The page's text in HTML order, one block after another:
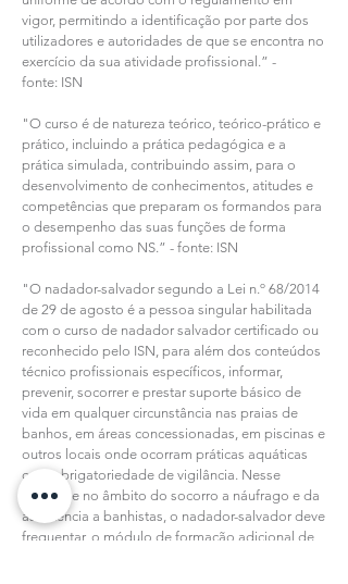
vigor, permitindo a identificação por parte dos
utilizadores e autoridades de que se encontra no
exercício da sua atividade profissional.” -
fonte: ISN
"O curso é de natureza teórico, teórico-prático e
prático, incluindo a prática pedagógica e a
prática simulada, contribuindo assim, para o
desenvolvimento de conhecimentos, atitudes e
competências que preparam os formandos para
o desempenho das suas funções de forma
profissional como NS.” - fonte: ISN
"O nadador-salvador segundo a Lei n.º 68/2014
de 29 de agosto é a pessoa singular habilitada
com o curso de nadador salvador certificado ou
reconhecido pelo ISN, para além dos conteúdos
técnico profissionais específicos, informar,
prevenir, socorrer e prestar suporte básico de
vida em qualquer circunstância nas praias de
banhos, em áreas concessionadas, em piscinas e
outros locais onde ocorram práticas aquáticas
com obrigatoriedade de vigilância. Nesse
sentido e no âmbito do socorro a náufrago e da
assistência a banhistas, o nadador-salvador deve
frequentar, o módulo de formação adicional de